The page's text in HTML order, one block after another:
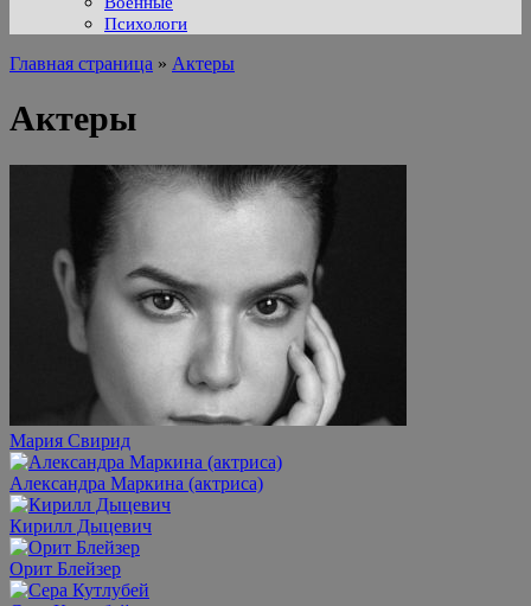
Психологи
Главная страница » Актеры
Актеры
Мария Свирид
Александра Маркина (актриса)
Кирилл Дыцевич
Орит Блейзер